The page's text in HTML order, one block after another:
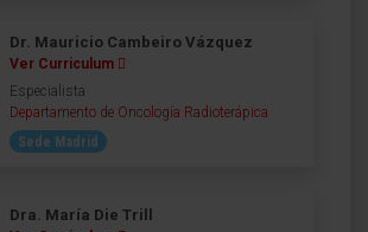
Dr. Mauricio Cambeiro Vázquez
Ver Curriculum
Especialista
Departamento de Oncología Radioterápica
Sede Madrid
Dra. María Die Trill